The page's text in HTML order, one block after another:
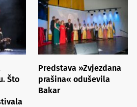
Što
Predstava »Zvjezdana
prašina« oduševila
Bakar